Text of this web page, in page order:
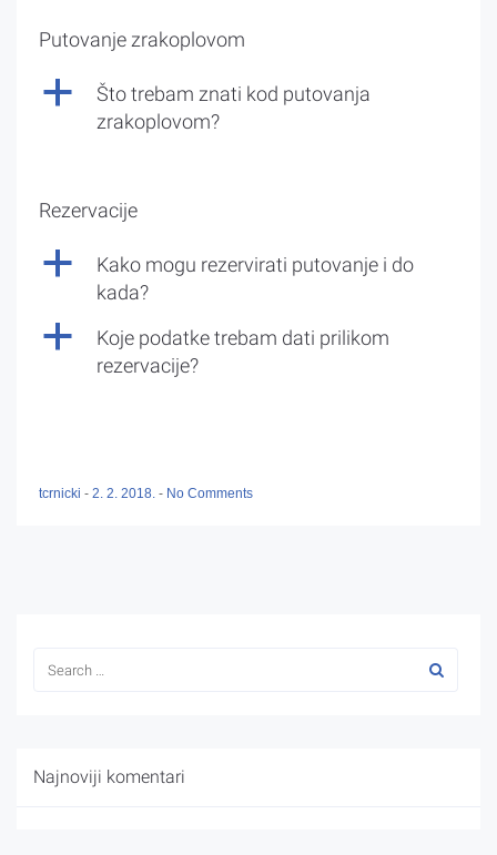
Putovanje zrakoplovom
a
Što trebam znati kod putovanja
zrakoplovom?
Rezervacije
a
Kako mogu rezervirati putovanje i do
kada?
a
Koje podatke trebam dati prilikom
rezervacije?
tcrnicki - 2. 2. 2018. - No Comments
Najnoviji komentari